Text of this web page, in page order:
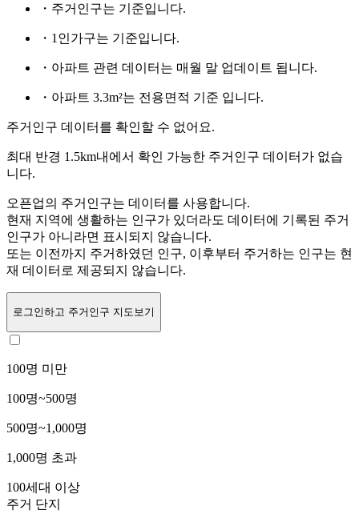
・주거인구는 기준입니다.
・1인가구는 기준입니다.
・아파트 관련 데이터는 매월 말 업데이트 됩니다.
・아파트 3.3m²는 전용면적 기준 입니다.
주거인구 데이터를 확인할 수 없어요.
최대 반경 1.5km내에서 확인 가능한 주거인구 데이터가 없습
니다.
오픈업의 주거인구는 데이터를 사용합니다.
현재 지역에 생활하는 인구가 있더라도 데이터에 기록된 주거
인구가 아니라면 표시되지 않습니다.
또는 이전까지 주거하였던 인구, 이후부터 주거하는 인구는 현
재 데이터로 제공되지 않습니다.
로그인하고 주거인구 지도보기
100명 미만
100명~500명
500명~1,000명
1,000명 초과
100세대 이상
주거 단지